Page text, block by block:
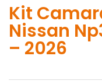
Kit
Nissan
– 2026